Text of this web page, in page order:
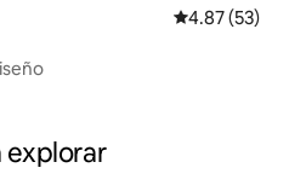
Calificación
4.87 (53)
explorar